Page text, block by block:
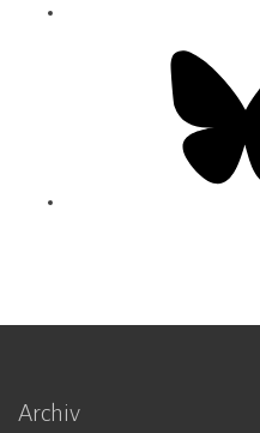
Archiv